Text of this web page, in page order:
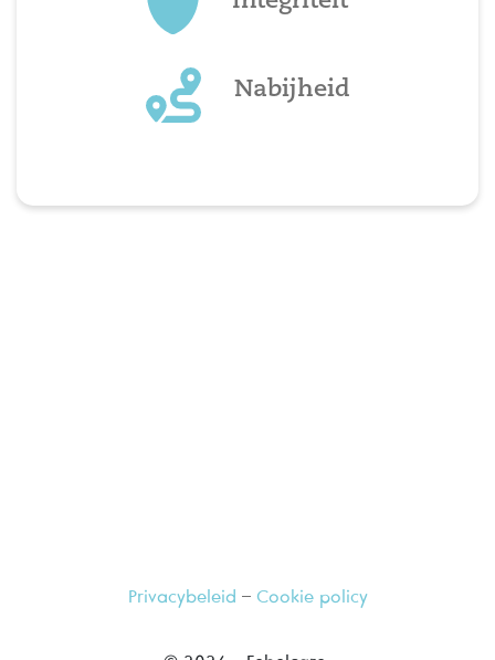
Nabijheid
Privacybeleid – Cookie policy